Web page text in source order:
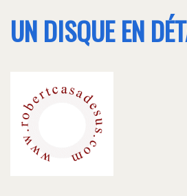
UN DISQUE EN